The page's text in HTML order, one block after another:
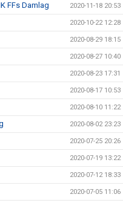
FFs Damlag 2020-11-18 20:53
2020-10-22 12:28
2020-08-29 18:15
2020-08-27 10:40
2020-08-23 17:31
2020-08-17 10:53
2020-08-10 11:22
2020-08-02 23:23
2020-07-25 20:26
2020-07-19 13:22
2020-07-12 18:33
2020-07-05 11:06